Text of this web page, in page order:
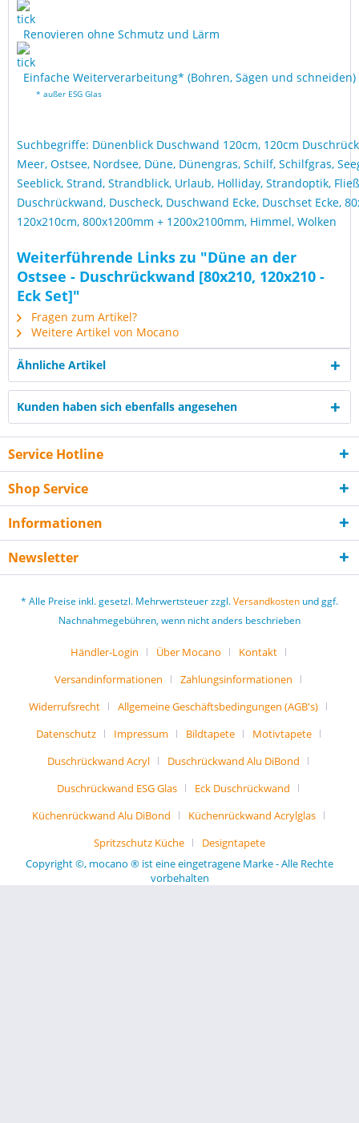
Renovieren ohne Schmutz und Lärm
Einfache Weiterverarbeitung* (Bohren, Sägen und schneiden)
* außer ESG Glas
Suchbegriffe: Dünenblick Duschwand 120cm, 120cm
Meer, Ostsee, Nordsee, Düne, Dünengras, Schilf, Schilfgras,
Seeblick, Strand, Strandblick, Urlaub, Holliday, Strandoptik,
Duschrückwand, Duscheck, Duschwand Ecke, Duschset Ecke,
120x210cm, 800x1200mm + 1200x2100mm, Himmel, Wolken
Weiterführende Links zu "Düne an der
Ostsee - Duschrückwand [80x210, 120x210 -
Eck Set]"
Fragen zum Artikel?
Weitere Artikel von Mocano
Ähnliche Artikel
Kunden haben sich ebenfalls angesehen
Service Hotline
Shop Service
Informationen
Newsletter
* Alle Preise inkl. gesetzl. Mehrwertsteuer zzgl.Versandkosten und ggf.
Nachnahmegebühren, wenn nicht anders beschrieben
Händler-Login Über Mocano
Kontakt
Versandinformationen
Zahlungsinformationen
Widerrufsrecht
Allgemeine Geschäftsbedingungen (AGB's)
Datenschutz
Impressum Bildtapete
Motivtapete
Duschrückwand Acryl
Duschrückwand Alu DiBond
Duschrückwand ESG Glas
Eck Duschrückwand
Küchenrückwand Alu DiBond
Küchenrückwand Acrylglas
Spritzschutz Küche
Designtapete
Copyright ©, mocano ® ist eine eingetragene Marke - Alle Rechte
vorbehalten